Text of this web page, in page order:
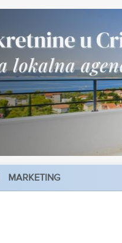
MARKETING